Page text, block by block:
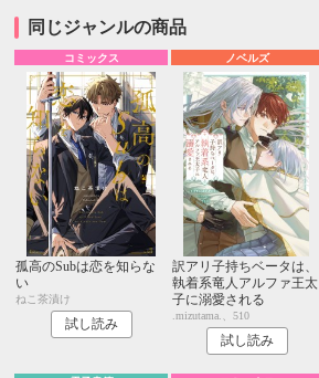
同じジャンルの商品
コミックス
孤高のSubは恋を知らな
い
ねこ茶漬け
試し読み
ノベルズ
訳アリ子持ちベータは、
執着系竜人アルファ王太
子に溺愛される
.mizutama.、510
試し読み